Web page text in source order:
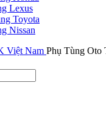
Lexus
Toyota
Nissan
Phụ Tùng Oto